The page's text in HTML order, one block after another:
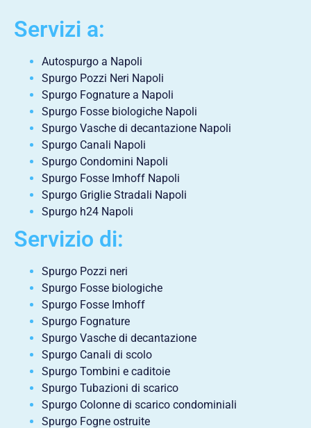
Servizi a:
Autospurgo a Napoli
Spurgo Pozzi Neri Napoli
Spurgo Fognature a Napoli
Spurgo Fosse biologiche Napoli
Spurgo Vasche di decantazione Napoli
Spurgo Canali Napoli
Spurgo Condomini Napoli
Spurgo Fosse Imhoff Napoli
Spurgo Griglie Stradali Napoli
Spurgo h24 Napoli
Servizio di:
Spurgo Pozzi neri
Spurgo Fosse biologiche
Spurgo Fosse Imhoff
Spurgo Fognature
Spurgo Vasche di decantazione
Spurgo Canali di scolo
Spurgo Tombini e caditoie
Spurgo Tubazioni di scarico
Spurgo Colonne di scarico condominiali
Spurgo Fogne ostruite